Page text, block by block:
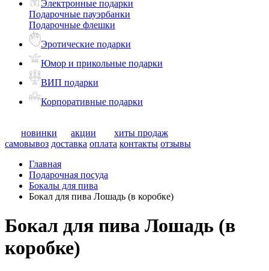
Электронные подарки
Подарочные пауэрбанки
Подарочные флешки
Эротические подарки
Юмор и прикольные подарки
ВИП подарки
Корпоративные подарки
новинки акции
хиты продаж
самовывоз доставка оплата контакты отзывы
Главная
Подарочная посуда
Бокалы для пива
Бокал для пива Лошадь (в коробке)
Бокал для пива Лошадь (в
коробке)